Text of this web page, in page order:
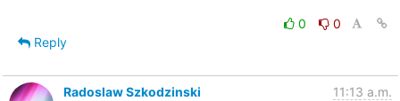
0
0
Reply
Radoslaw Szkodzinski 11:13 a.m.